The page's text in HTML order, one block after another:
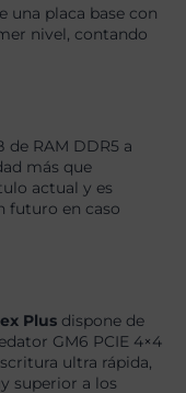
una placa base con
nivel, contando
RAM DDR5 a
más que
actual y es
futuro en caso
Plus dispone de
GM6 PCIE 4×4
ultra rápida,
superior a los